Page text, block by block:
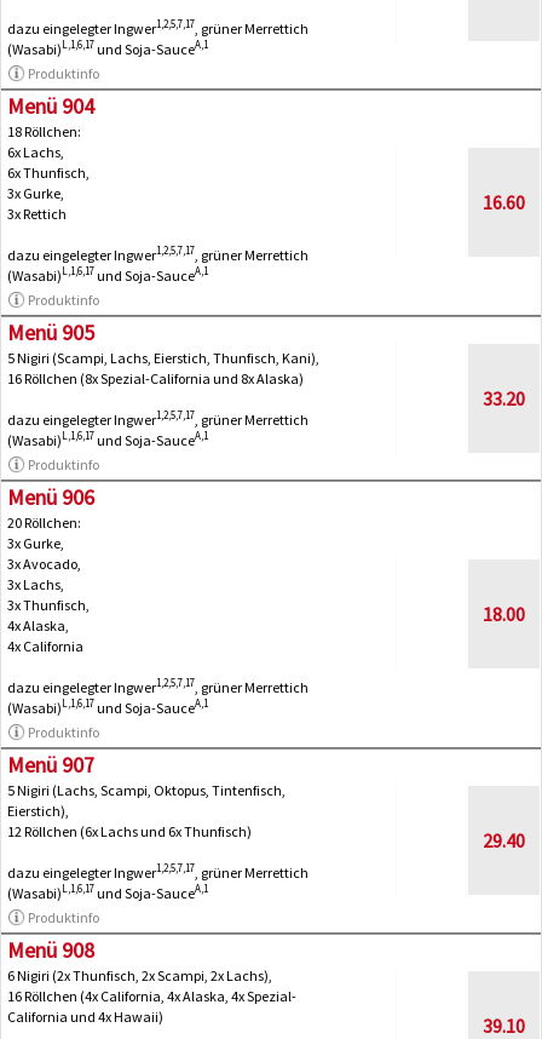
dazu eingelegter Ingwer1,2,5,7,17 , grüner Merrettich
(Wasabi)L,1,6,17und Soja-SauceA,1
Produktinfo
Menü 904
18 Röllchen:
6x Lachs,
6x Thunfisch,
3x Gurke,
3x Rettich
dazu eingelegter Ingwer1,2,5,7,17 , grüner Merrettich
(Wasabi)L,1,6,17und Soja-SauceA,1
Produktinfo
16.60
Menü 905
5 Nigiri (Scampi, Lachs, Eierstich, Thunfisch, Kani),
16 Röllchen (8x Spezial-California und 8x Alaska)
dazu eingelegter Ingwer1,2,5,7,17 , grüner Merrettich
(Wasabi)L,1,6,17und Soja-SauceA,1
Produktinfo
33.20
Menü 906
20 Röllchen:
3x Gurke,
3x Avocado,
3x Lachs,
3x Thunfisch,
4x Alaska,
4x California
dazu eingelegter Ingwer1,2,5,7,17 , grüner Merrettich
(Wasabi)L,1,6,17und Soja-SauceA,1
Produktinfo
18.00
Menü 907
5 Nigiri (Lachs, Scampi, Oktopus, Tintenfisch,
Eierstich),
12 Röllchen (6x Lachs und 6x Thunfisch)
dazu eingelegter Ingwer1,2,5,7,17 , grüner Merrettich
(Wasabi)L,1,6,17und Soja-SauceA,1
Produktinfo
29.40
Menü 908
6 Nigiri (2x Thunfisch, 2x Scampi, 2x Lachs),
16 Röllchen (4x California, 4x Alaska, 4x Spezial-
California und 4x Hawaii)
39.10